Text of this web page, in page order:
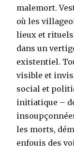
malemort.
où les
lieux et
dans un
existentiel.
visible et
social et
initiatique –
les morts,
enfouis des